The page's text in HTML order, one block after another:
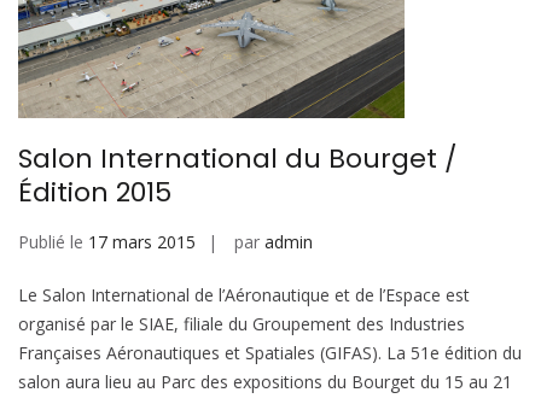
Salon International du Bourget /
Édition 2015
Publié le 17 mars 2015 par admin
Le Salon International de l’Aéronautique et de l’Espace est
organisé par le SIAE, filiale du Groupement des Industries
Françaises Aéronautiques et Spatiales (GIFAS). La 51e édition du
salon aura lieu au Parc des expositions du Bourget du 15 au 21